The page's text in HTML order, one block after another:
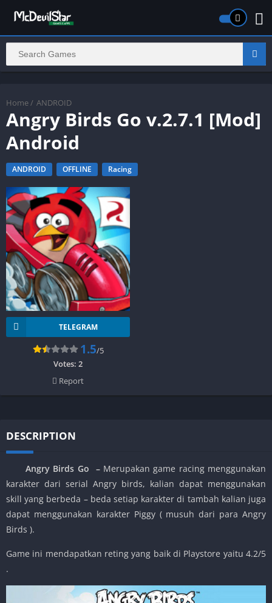
Home / ANDROID
Angry Birds Go v.2.7.1 [Mod]
Android
ANDROID OFFLINE Racing
TELEGRAM
1.5/5
Votes: 2
Report
DESCRIPTION
Angry Birds Go – Merupakan game racing menggunakan
karakter dari serial Angry birds, kalian dapat menggunakan
skill yang berbeda – beda setiap karakter di tambah kalian juga
dapat menggunakan karakter Piggy ( musuh dari para Angry
Birds ).
Game ini mendapatkan reting yang baik di Playstore yaitu 4.2/5
.